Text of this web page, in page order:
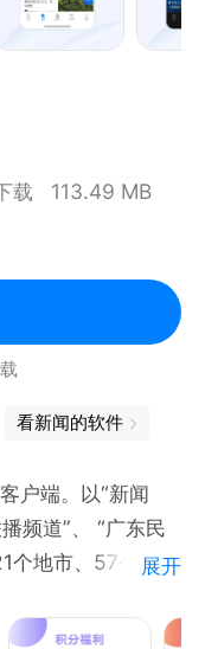
载 113.49 MB
看新闻的软件
户端。以“新闻
频道”、 “广东民
个地市、57个县级
联网宣传阵地。
展开